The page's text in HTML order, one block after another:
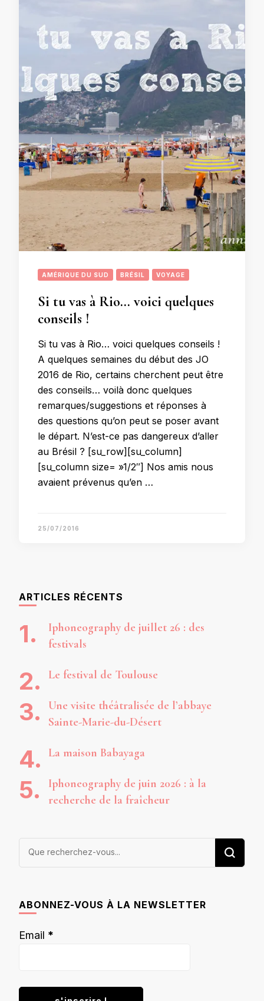
AMÉRIQUE DU SUD BRÉSIL VOYAGE
Si tu vas à Rio… voici quelques
conseils !
Si tu vas à Rio… voici quelques conseils !
A quelques semaines du début des JO
2016 de Rio, certains cherchent peut être
des conseils… voilà donc quelques
remarques/suggestions et réponses à
des questions qu’on peut se poser avant
le départ. N’est-ce pas dangereux d’aller
au Brésil ? [su_row][su_column]
[su_column size= »1/2″] Nos amis nous
avaient prévenus qu’en …
25/07/2016
ARTICLES RÉCENTS
Iphoneography de juillet 26 : des
festivals
Le festival de Toulouse
Une visite théâtralisée de l’abbaye
Sainte-Marie-du-Désert
La maison Babayaga
Iphoneography de juin 2026 : à la
recherche de la fraîcheur
Vous
ABONNEZ-VOUS À LA NEWSLETTER
Email *